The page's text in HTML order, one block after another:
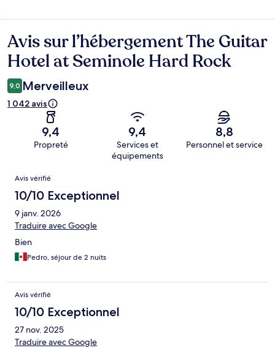
Avis
Avis sur l’hébergement The Guitar
Hotel at Seminole Hard Rock
9,0 Merveilleux
1 042 avis
9,4
Propreté
9,4
Services et
équipements
8,8
Personnel et service
Avis
Avis vérifié
10/10 Exceptionnel
9 janv. 2026
Traduire avec Google
Bien
Pedro, séjour de 2 nuits
Avis vérifié
10/10 Exceptionnel
27 nov. 2025
Traduire avec Google